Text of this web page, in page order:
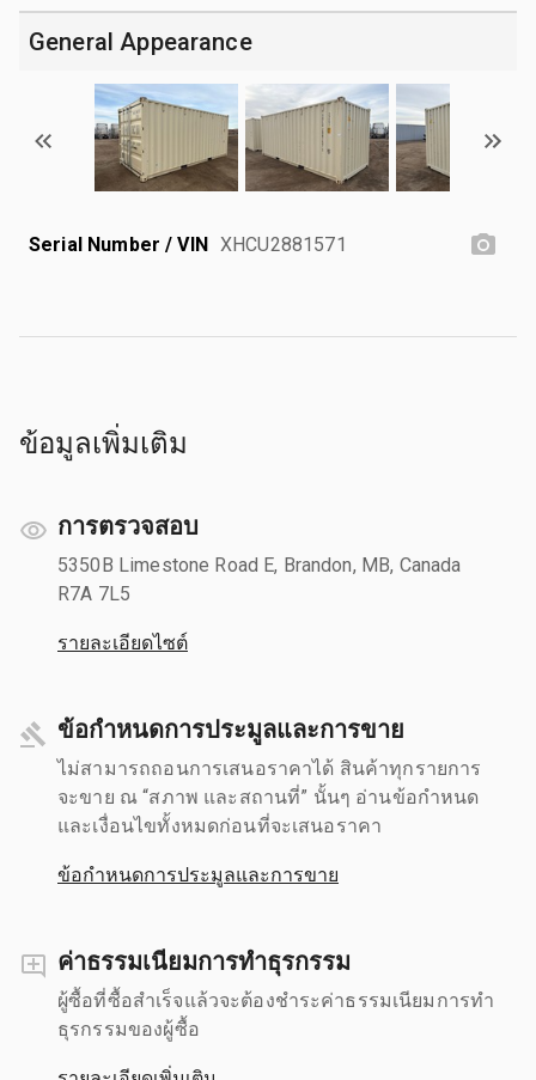
General Appearance
Serial Number / VIN XHCU2881571
ข้อมูลเพิ่มเติม
การตรวจสอบ
5350B Limestone Road E, Brandon, MB, Canada
R7A 7L5
รายละเอียดไซต์
ข้อกำหนดการประมูลและการขาย
ไม่สามารถถอนการเสนอราคาได้ สินค้าทุกรายการ
จะขาย ณ “สภาพ และสถานที่” นั้นๆ อ่านข้อกำหนด
และเงื่อนไขทั้งหมดก่อนที่จะเสนอราคา
ข้อกำหนดการประมูลและการขาย
ค่าธรรมเนียมการทำธุรกรรม
ผู้ซื้อที่ซื้อสำเร็จแล้วจะต้องชำระค่าธรรมเนียมการทำ
ธุรกรรมของผู้ซื้อ